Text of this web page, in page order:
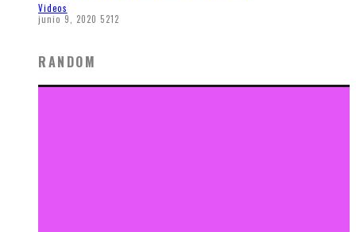
Videos
junio 9, 2020 5212
RANDOM